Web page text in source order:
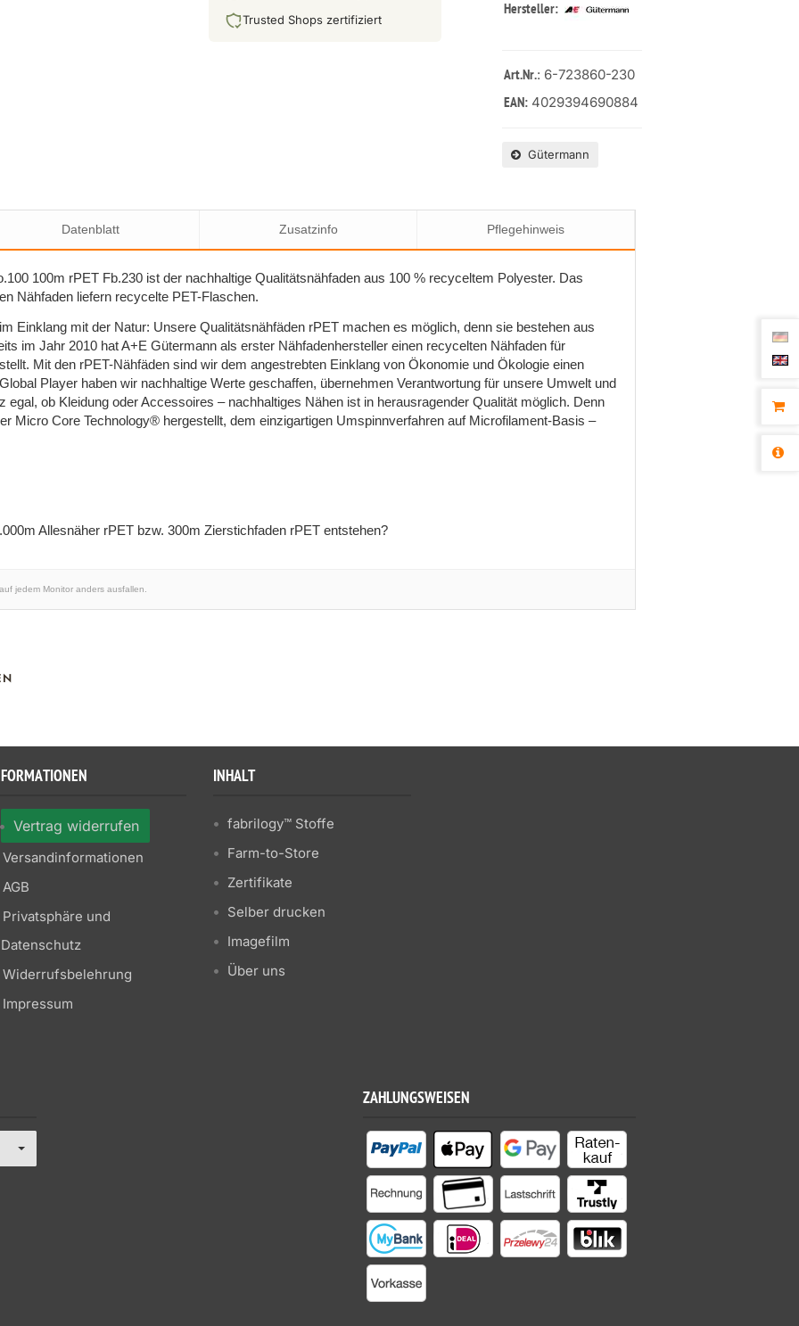
Trusted Shops zertifiziert
Hersteller:
Art.Nr.: 6-723860-230
EAN: 4029394690884
Gütermann
Datenblatt Zusatzinfo Pflegehinweis
100m rPET Fb.230 ist der nachhaltige Qualitätsnähfaden aus 100 % recyceltem Polyester. Das
Nähfaden liefern recycelte PET-Flaschen.
Einklang mit der Natur: Unsere Qualitätsnähfäden rPET machen es möglich, denn sie bestehen aus
im Jahr 2010 hat A+E Gütermann als erster Nähfadenhersteller einen recycelten Nähfaden für
Mit den rPET-Nähfäden sind wir dem angestrebten Einklang von Ökonomie und Ökologie einen
Player haben wir nachhaltige Werte geschaffen, übernehmen Verantwortung für unsere Umwelt und
ob Kleidung oder Accessoires – nachhaltiges Nähen ist in herausragender Qualität möglich. Denn
Micro Core Technology® hergestellt, dem einzigartigen Umspinnverfahren auf Microfilament-Basis –
Allesnäher rPET bzw. 300m Zierstichfaden rPET entstehen?
jedem Monitor anders ausfallen.
Vertrag widerrufen
Versandinformationen
AGB
Privatsphäre und
Datenschutz
Widerrufsbelehrung
Impressum
INHALT
fabrilogy™ Stoffe
Farm-to-Store
Zertifikate
Selber drucken
Imagefilm
Über uns
ZAHLUNGSWEISEN